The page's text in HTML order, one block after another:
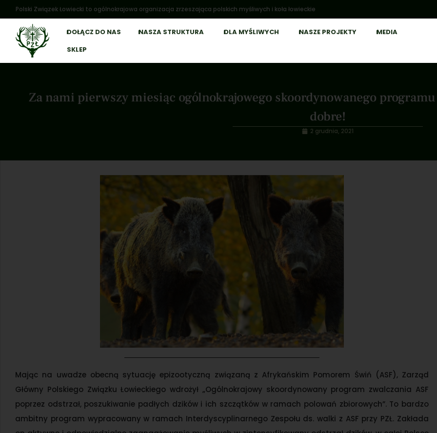
Polski Związek Łowiecki to ogólnokrajowa organizacja zrzeszająca polskich myśliwych i koła łowieckie
DOŁĄCZ DO NAS NASZA STRUKTURA DLA MYŚLIWYCH NASZE PROJEKTY
MEDIA
SKLEP
Za nami pierwszy miesiąc ogólnokrajowego skoordynowanego
dobre!
2 grudnia, 2021
Mając na uwadze obecną sytuację epizootyczną związaną z Afrykańskim Pomorem Świń (ASF), Zarząd
Główny Polskiego Związku Łowieckiego wdrożył „Ogólnokrajowy skoordynowany program zwalczania ASF
poprzez odstrzał, poszukiwanie padłych dzików i ich szczątków w ramach polowań zbiorowych”. To bardzo
ambitny program wypracowany w ramach Interdyscyplinarnego Zespołu ds. walki z ASF przy PZŁ. Zakłada